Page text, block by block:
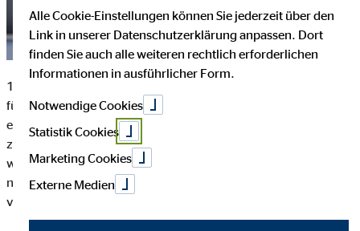
1970 in Köln gegründet, zählt die OVB-Gruppe heute zu den
führenden europäischen Allfinanzvertrieben. 2023 ist das
erste volle Geschäftsjahr nach Ende der Pandemie und
zugleich eines der strategischen Neuausrichtung: Ende 2022
wurde die vorige Strategieperiode abgeschlossen, nun wird die
neue verabschiedet. Zeit für ein Fazit und einen Blick nach
vorne.
Alle Cookie-Einstellungen können Sie jederzeit über den
Link in unserer Datenschutzerklärung anpassen. Dort
finden Sie auch alle weiteren rechtlich erforderlichen
Informationen in ausführlicher Form.
Notwendige Cookies
Statistik Cookies
Marketing Cookies
Externe Medien